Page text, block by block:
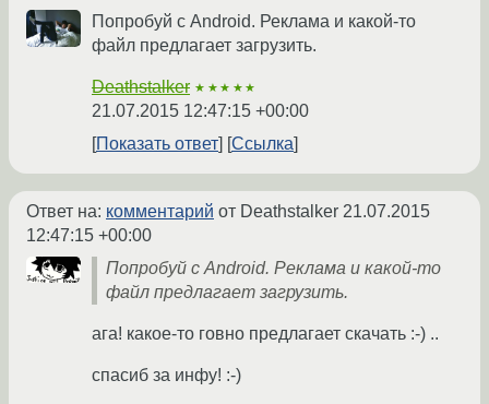
Попробуй с Android. Реклама и какой-то
файл предлагает загрузить.
Deathstalker ★★★★★
21.07.2015 12:47:15 +00:00
Показать ответ
Ссылка
Ответ на: комментарий от Deathstalker 21.07.2015
12:47:15 +00:00
Попробуй с Android. Реклама и какой-то
файл предлагает загрузить.
ага! какое-то говно предлагает скачать :-) ..
спасиб за инфу! :-)